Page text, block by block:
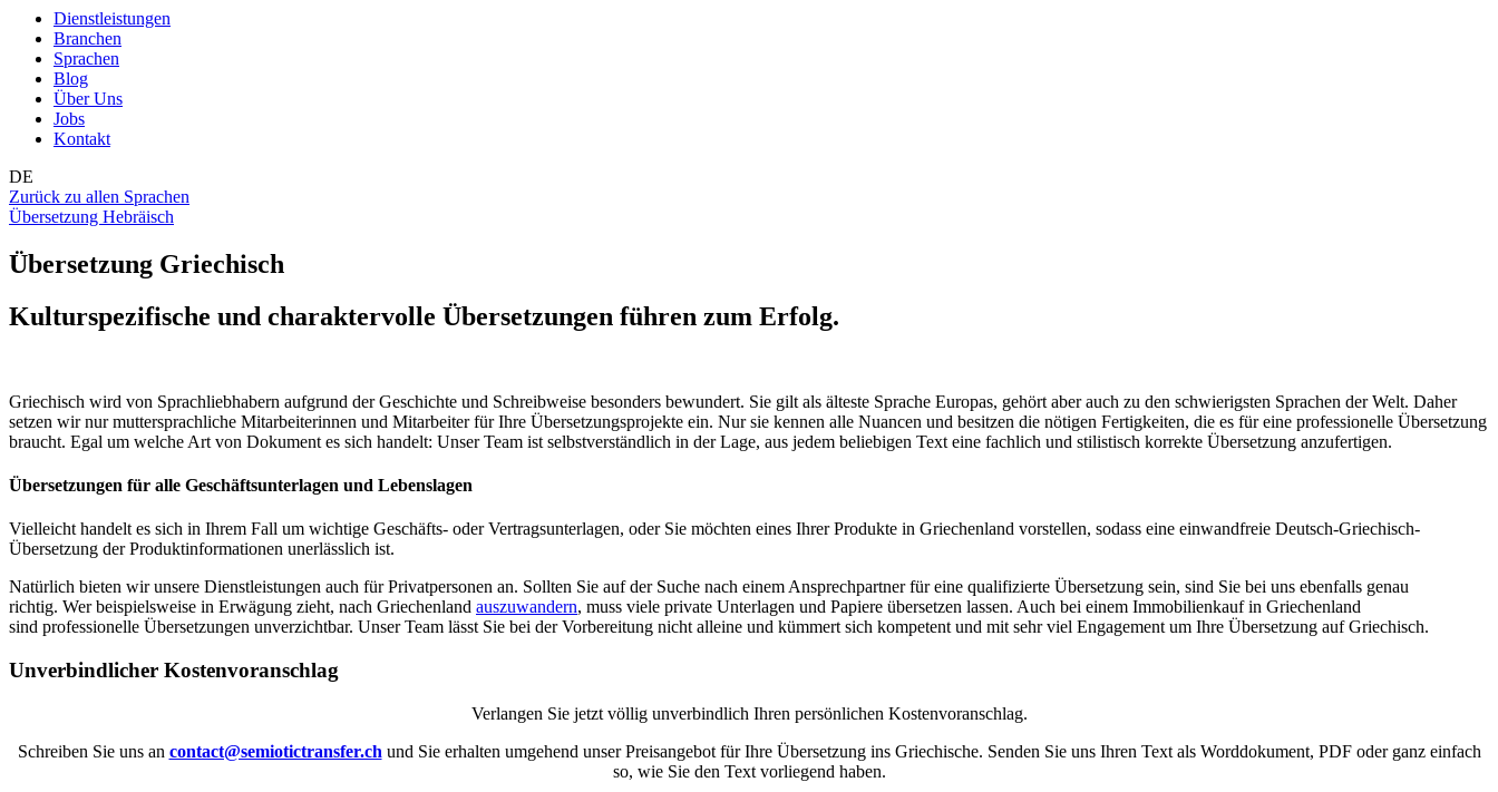
Dienstleistungen
Branchen
Sprachen
Blog
Über Uns
Jobs
Kontakt
DE
Zurück zu allen Sprachen
Übersetzung Hebräisch
Übersetzung Griechisch
Kulturspezifische und charaktervolle Übersetzungen führen zum Erfolg.
Griechisch wird von Sprachliebhabern aufgrund der Geschichte und Schreibweise besonders bewundert. Sie gilt als älteste Sprache Europas, gehört aber auch zu den schwierigsten Sprachen der Welt. Daher
setzen wir nur muttersprachliche Mitarbeiterinnen und Mitarbeiter für Ihre Übersetzungsprojekte ein. Nur sie kennen alle Nuancen und besitzen die nötigen Fertigkeiten, die es für eine professionelle Übersetzung
braucht. Egal um welche Art von Dokument es sich handelt: Unser Team ist selbstverständlich in der Lage, aus jedem beliebigen Text eine fachlich und stilistisch korrekte Übersetzung anzufertigen.
Übersetzungen für alle Geschäftsunterlagen und Lebenslagen
Vielleicht handelt es sich in Ihrem Fall um wichtige Geschäfts- oder Vertragsunterlagen, oder Sie möchten eines Ihrer Produkte in Griechenland vorstellen, sodass eine einwandfreie Deutsch-Griechisch-
Übersetzung der Produktinformationen unerlässlich ist.
Natürlich bieten wir unsere Dienstleistungen auch für Privatpersonen an. Sollten Sie auf der Suche nach einem Ansprechpartner für eine qualifizierte Übersetzung sein, sind Sie bei uns ebenfalls genau
richtig. Wer beispielsweise in Erwägung zieht, nach Griechenland auszuwandern, muss viele private Unterlagen und Papiere übersetzen lassen. Auch bei einem Immobilienkauf in Griechenland
sind professionelle Übersetzungen unverzichtbar. Unser Team lässt Sie bei der Vorbereitung nicht alleine und kümmert sich kompetent und mit sehr viel Engagement um Ihre Übersetzung auf Griechisch.
Unverbindlicher Kostenvoranschlag
Verlangen Sie jetzt völlig unverbindlich Ihren persönlichen Kostenvoranschlag.
Schreiben Sie uns an contact@semiotictransfer.ch und Sie erhalten umgehend unser Preisangebot für Ihre Übersetzung ins Griechische. Senden Sie uns Ihren Text als Worddokument, PDF oder ganz einfach
so, wie Sie den Text vorliegend haben.